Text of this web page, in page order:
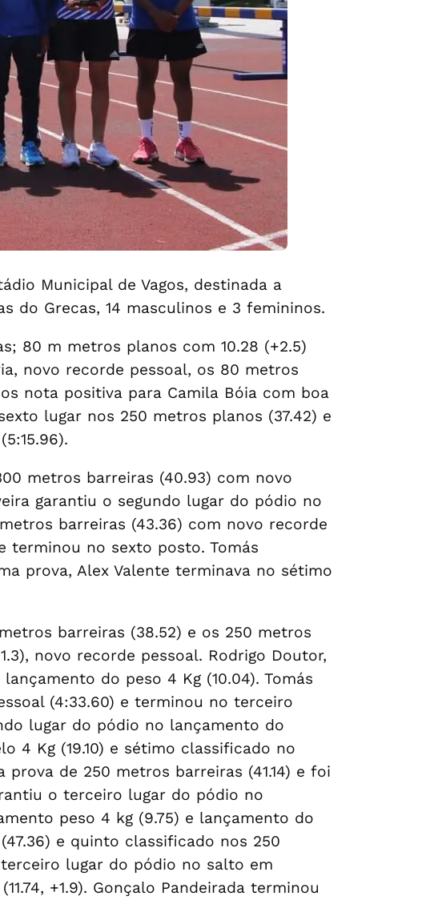
Municipal de Vagos, destinada a
do Grecas, 14 masculinos e 3 femininos.
80 m metros planos com 10.28 (+2.5)
novo recorde pessoal, os 80 metros
nota positiva para Camila Bóia com boa
lugar nos 250 metros planos (37.42) e
metros barreiras (40.93) com novo
garantiu o segundo lugar do pódio no
barreiras (43.36) com novo recorde
terminou no sexto posto. Tomás
prova, Alex Valente terminava no sétimo
barreiras (38.52) e os 250 metros
novo recorde pessoal. Rodrigo Doutor,
do peso 4 Kg (10.04). Tomás
(4:33.60) e terminou no terceiro
lugar do pódio no lançamento do
4 Kg (19.10) e sétimo classificado no
de 250 metros barreiras (41.14) e foi
o terceiro lugar do pódio no
peso 4 kg (9.75) e lançamento do
e quinto classificado nos 250
lugar do pódio no salto em
+1.9). Gonçalo Pandeirada terminou